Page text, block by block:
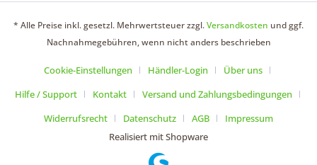
* Alle Preise inkl. gesetzl. Mehrwertsteuer zzgl.Versandkosten und ggf.
Nachnahmegebühren, wenn nicht anders beschrieben
Cookie-Einstellungen Händler-Login
Über uns
Hilfe / Support
Kontakt
Versand und Zahlungsbedingungen
Widerrufsrecht
Datenschutz AGB
Impressum
Realisiert mit Shopware